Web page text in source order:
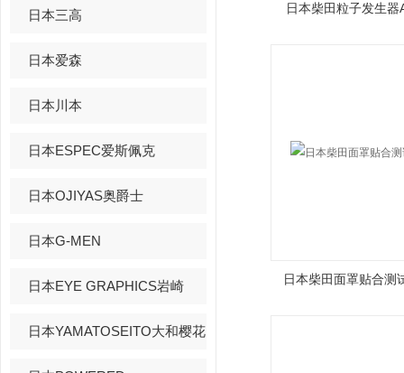
日本三高
日本爱森
日本川本
日本ESPEC爱斯佩克
日本OJIYAS奥爵士
日本G-MEN
日本EYE GRAPHICS岩崎
日本YAMATOSEITO大和樱花
日本柴田粒子发生
日本柴田面罩贴合测